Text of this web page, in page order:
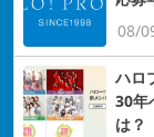
08/
ハロ
30年
は？